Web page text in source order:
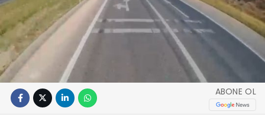
ABONE OL